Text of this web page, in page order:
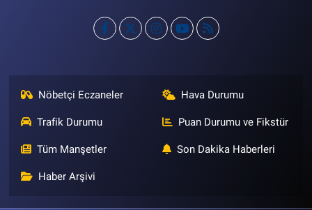
Nöbetçi Eczaneler Hava Durumu
Trafik Durumu Puan Durumu ve Fikstür
Tüm Manşetler Son Dakika Haberleri
Haber Arşivi